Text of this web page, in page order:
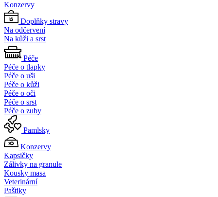
Konzervy
Doplňky stravy
Na odčervení
Na kůži a srst
Péče
Péče o tlapky
Péče o uši
Péče o kůži
Péče o oči
Péče o srst
Péče o zuby
Pamlsky
Konzervy
Kapsičky
Zálivky na granule
Kousky masa
Veterinární
Paštiky